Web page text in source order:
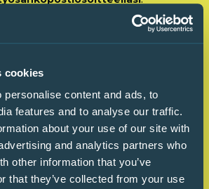
cookies
personalise content and ads, to
features and to analyse our traffic.
about your use of our site with
and analytics partners who
other information that you’ve
that they’ve collected from your use
tulossa käyttämään Opeportaalia
kertaa
Olen käyttänyt Opeportaalia
ennenkin